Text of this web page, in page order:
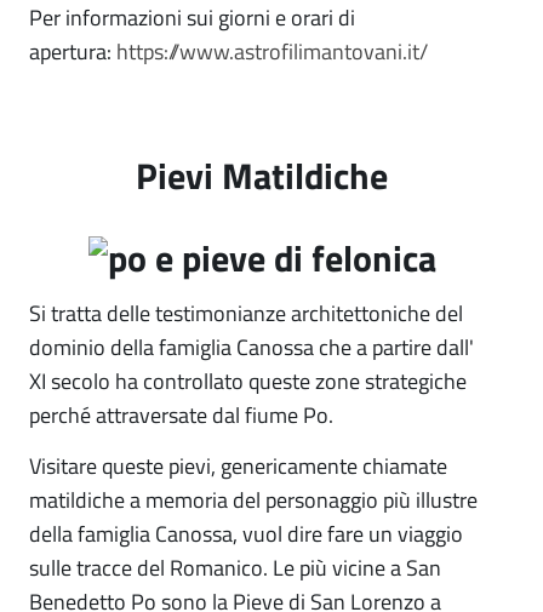
Per informazioni sui giorni e orari di
apertura: https://www.astrofilimantovani.it/
Pievi Matildiche
Si tratta delle testimonianze architettoniche del
dominio della famiglia Canossa che a partire dall'
XI secolo ha controllato queste zone strategiche
perché attraversate dal fiume Po.
Visitare queste pievi, genericamente chiamate
matildiche a memoria del personaggio più illustre
della famiglia Canossa, vuol dire fare un viaggio
sulle tracce del Romanico. Le più vicine a San
Benedetto Po sono la Pieve di San Lorenzo a